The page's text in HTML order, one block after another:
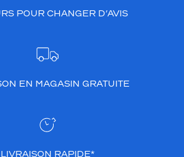
POUR CHANGER D’AVIS
EN MAGASIN GRATUITE
LIVRAISON RAPIDE*